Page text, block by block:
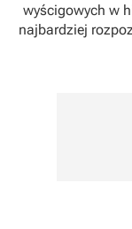
wyścigowych w
najbardziej
koncernu, np.